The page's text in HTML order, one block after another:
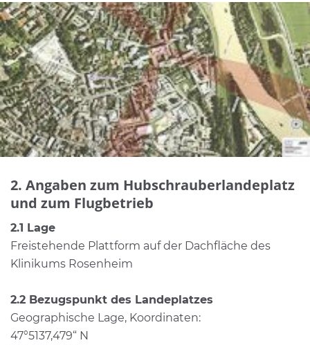
2. Angaben zum Hubschrauberlandeplatz
und zum Flugbetrieb
2.1 Lage
Freistehende Plattform auf der Dachfläche des
Klinikums Rosenheim
2.2 Bezugspunkt des Landeplatzes
Geographische Lage, Koordinaten:
47°5137,479“ N